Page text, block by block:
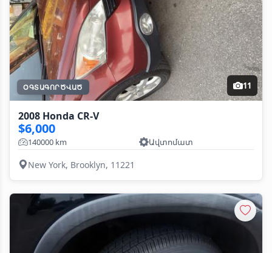
11
ՕԳՏԱԳՈՐԾՎԱԾ
2008 Honda CR-V
$6,000
140000 km Ավտոմատ
New York, Brooklyn, 11221